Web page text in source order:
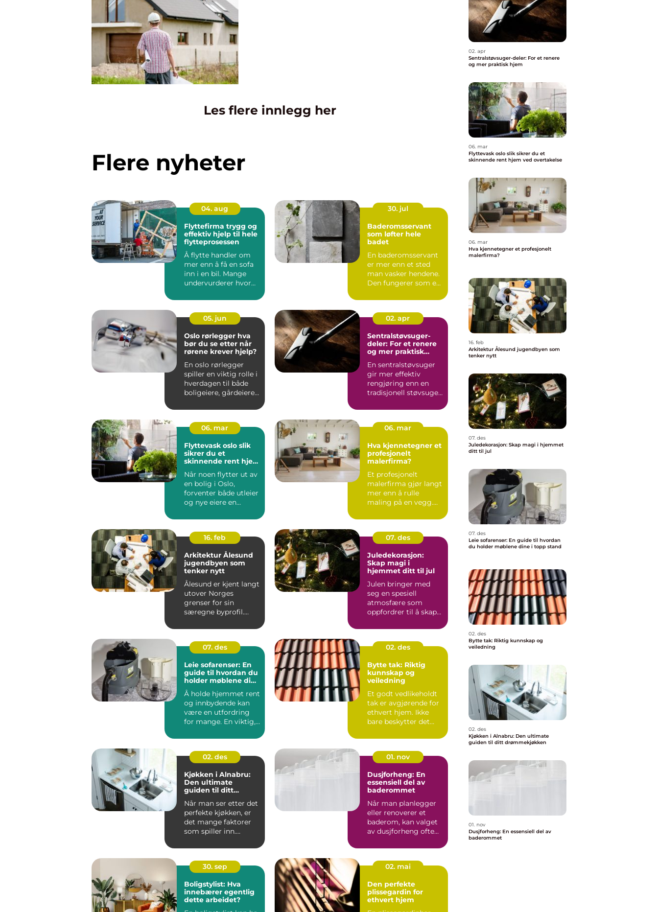
Les flere innlegg her
Flere nyheter
04. aug
Flyttefirma trygg og
effektiv hjelp til hele
flytteprosessen
Å flytte handler om
mer enn å få en sofa
inn i en bil. Mange
undervurderer hvor
30. jul
Baderomsservant
som løfter hele
badet
En baderomsservant
er mer enn et sted
man vasker hendene.
Den fungerer som et
påv...
05. jun
Oslo rørlegger hva
bør du se etter når
rørene krever hjelp?
En oslo rørlegger
spiller en viktig rolle i
hverdagen til både
boligeiere, gårdeiere
02. apr
Sentralstøvsuger-
deler: For et renere
og mer praktisk
En sentralstøvsuger
gir mer effektiv
rengjøring enn en
tradisjonell støvsuger
06. mar
Flyttevask oslo slik
sikrer du et
skinnende rent hjem
Når noen flytter ut av
en bolig i Oslo,
forventer både utleier
og nye eiere en
profesjone...
06. mar
Hva kjennetegner et
profesjonelt
malerfirma?
Et profesjonelt
malerfirma gjør langt
mer enn å rulle
maling på en vegg.
planlegger ...
16. feb
Arkitektur Ålesund
jugendbyen som
tenker nytt
Ålesund er kjent langt
utover Norges
grenser for sin
særegne byprofil.
store del...
07. des
Juledekorasjon:
Skap magi i
hjemmet ditt til jul
Julen bringer med
seg en spesiell
atmosfære som
oppfordrer til å skape
07. des
Leie sofarenser: En
guide til hvordan du
holder møblene dine
i topp stand
Å holde hjemmet rent
og innbydende kan
være en utfordring
for mange. En viktig,
02. des
Bytte tak: Riktig
kunnskap og
veiledning
Et godt vedlikeholdt
tak er avgjørende for
ethvert hjem. Ikke
bare beskytter det
02. des
Kjøkken i Alnabru:
Den ultimate
guiden til ditt
Når man ser etter det
perfekte kjøkken, er
det mange faktorer
som spiller inn.
01. nov
Dusjforheng: En
essensiell del av
baderommet
Når man planlegger
eller renoverer et
baderom, kan valget
av dusjforheng ofte
30. sep
Boligstylist: Hva
innebærer egentlig
dette arbeidet?
02. mai
Den perfekte
plissegardin for
ethvert hjem
02. apr
Sentralstøvsuger-deler: For et renere
og mer praktisk hjem
06. mar
Flyttevask oslo slik sikrer du et
skinnende rent hjem ved overtakelse
06. mar
Hva kjennetegner et profesjonelt
malerfirma?
16. feb
Arkitektur Ålesund jugendbyen som
tenker nytt
07. des
Juledekorasjon: Skap magi i hjemmet
ditt til jul
07. des
Leie sofarenser: En guide til hvordan
du holder møblene dine i topp stand
02. des
Bytte tak: Riktig kunnskap og
veiledning
02. des
Kjøkken i Alnabru: Den ultimate
guiden til ditt drømmekjøkken
01. nov
Dusjforheng: En essensiell del av
baderommet